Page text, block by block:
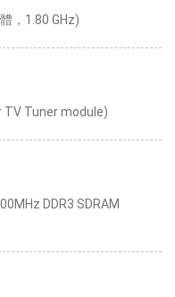
，1.80 GHz)
TV Tuner module)
DDR3 SDRAM